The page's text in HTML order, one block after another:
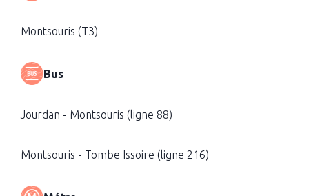
Montsouris (T3)
Bus
Jourdan - Montsouris (ligne 88)
Montsouris - Tombe Issoire (ligne 216)